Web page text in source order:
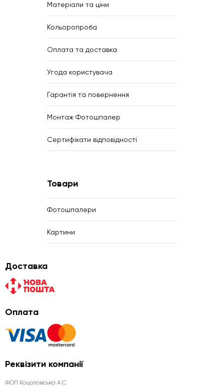
Матеріали та ціни
Кольоропроба
Оплата та доставка
Угода користувача
Гарантія та повернення
Монтаж Фотошпалер
Сертифікати відповідності
Товари
Фотошпалери
Картини
Доставка
Оплата
Реквізити компанії
ФОП Коцоловська А.С.